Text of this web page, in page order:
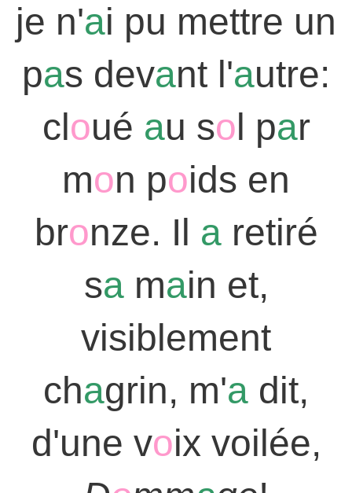
je n'ai pu mettre un
pas devant l'autre:
cloué au sol par
mon poids en
bronze. Il aretiré
samain et,
visiblement
chagrin, m'a dit,
d'une voix voilée,